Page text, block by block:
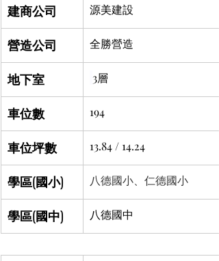
建商公司 源美建設
營造公司 全勝營造
地下室 3層
車位數 194
車位坪數 13.84 / 14.24
學區(國小) 八德國小、仁德國小
學區(國中) 八德國中